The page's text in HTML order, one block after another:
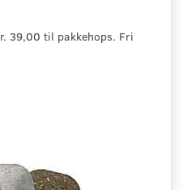
39,00 til pakkehops. Fri